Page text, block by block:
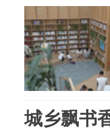
城乡飘书